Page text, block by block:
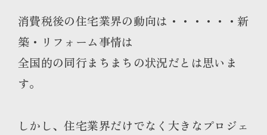
消費税後の住宅業界の動向は・・・・・・新
築・リフォーム事情は
全国的の同行まちまちの状況だとは思いま
す。
しかし、住宅業界だけでなく大きなプロジェ